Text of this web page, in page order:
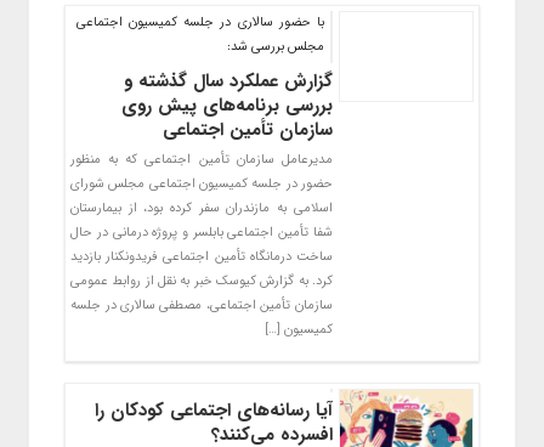
با حضور سالاری در جلسه کمیسیون اجتماعی
مجلس بررسی شد:
گزارش عملکرد سال گذشته و
بررسی برنامه‌های پیش روی
سازمان تأمین اجتماعی
مدیرعامل سازمان تأمین اجتماعی که به منظور
حضور در جلسه کمیسیون اجتماعی مجلس شورای
اسلامی به مازندران سفر کرده بود، از بیمارستان
شفا تأمین اجتماعی بابلسر و پروژه درمانی در حال
ساخت درمانگاه تأمین اجتماعی فریدونکنار بازدید
کرد. به گزارش کیوسک خبر به نقل از روابط عمومی
سازمان تأمین اجتماعی، مصطفی سالاری در جلسه
کمیسیون […]
آیا رسانه‌های اجتماعی کودکان را
افسرده می‌کنند؟